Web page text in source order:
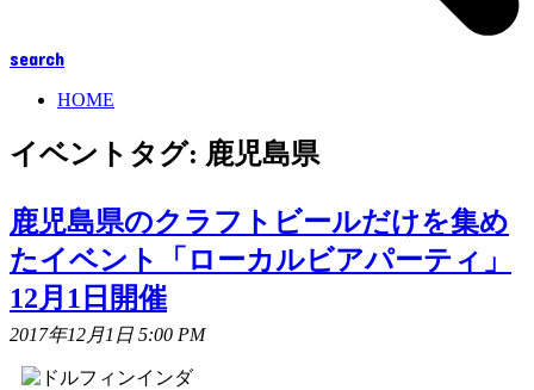
search
HOME
イベントタグ: 鹿児島県
鹿児島県のクラフトビールだけを集め
たイベント「ローカルビアパーティ」
12月1日開催
2017年12月1日 5:00 PM